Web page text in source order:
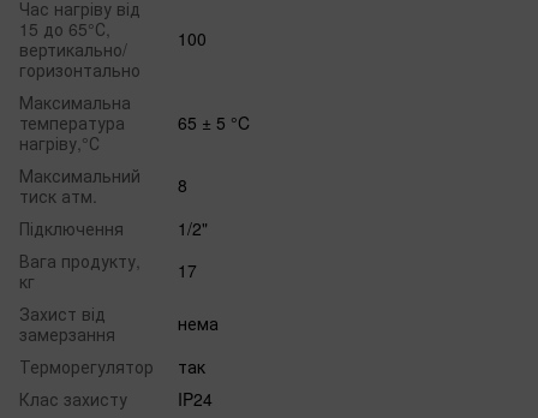
Час нагріву від
15 до 65°С,
вертикально/
горизонтально
100
Максимальна
температура
нагріву,°С
65 ± 5 °C
Максимальний
тиск атм.
8
Підключення
1/2"
Вага продукту,
кг
17
Захист від
замерзання
нема
Терморегулятор
так
Клас захисту
IP24